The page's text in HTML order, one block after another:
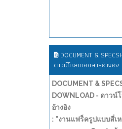
DOCUMENT &
ดาวน์โหลดเอกสารอ้างอิง
DOCUMENT &
DOWNLOAD - ดาวน์
อ้างอิง
: "งานแฟร็ครูปแบบสี่เ